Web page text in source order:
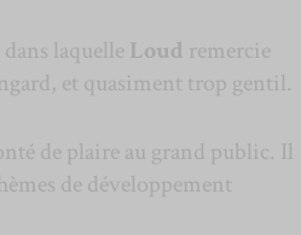
laquelle Loud remercie
et quasiment trop gentil.
de plaire au grand public. Il
de développement